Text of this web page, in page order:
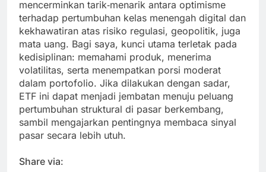
mencerminkan tarik‑menarik antara optimisme
terhadap pertumbuhan kelas menengah digital dan
kekhawatiran atas risiko regulasi, geopolitik, juga
mata uang. Bagi saya, kunci utama terletak pada
kedisiplinan: memahami produk, menerima
volatilitas, serta menempatkan porsi moderat
dalam portofolio. Jika dilakukan dengan sadar,
ETF ini dapat menjadi jembatan menuju peluang
pertumbuhan struktural di pasar berkembang,
sambil mengajarkan pentingnya membaca sinyal
pasar secara lebih utuh.
Share via: